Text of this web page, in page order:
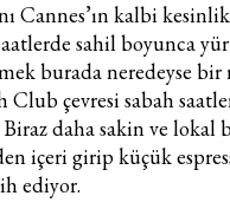
Cannes’ın kalbi
sahil boyunca
burada neredeyse
Club çevresi sabah
daha sakin ve lokal
içeri girip küçük
ediyor.